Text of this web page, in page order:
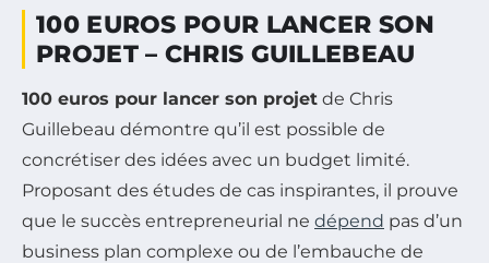
100 EUROS POUR LANCER SON
PROJET – CHRIS GUILLEBEAU
100 euros pour lancer son projet de Chris
Guillebeau démontre qu’il est possible de
concrétiser des idées avec un budget limité.
Proposant des études de cas inspirantes, il prouve
que le succès entrepreneurial ne dépend pas d’un
business plan complexe ou de l’embauche de